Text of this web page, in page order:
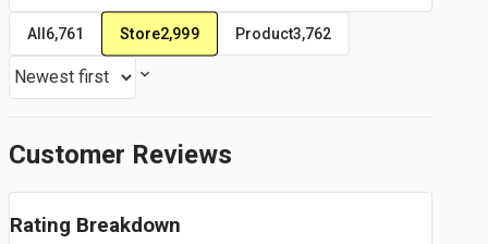
All 6,761 Store2,999 Product3,762
Customer Reviews
Rating Breakdown